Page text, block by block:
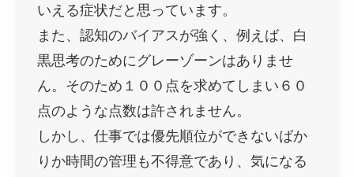
いえる症状だと思っています。
また、認知のバイアスが強く、例えば、白
黒思考のためにグレーゾーンはありませ
ん。そのため１００点を求めてしまい６０
点のような点数は許されません。
しかし、仕事では優先順位ができないばか
りか時間の管理も不得意であり、気になる